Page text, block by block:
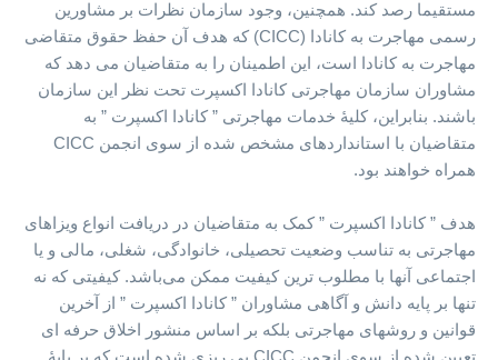
مستقیما رصد کند. همچنین، وجود سازمان نظرات بر مشاورین
رسمی مهاجرت به کانادا (CICC) که هدف آن حفظ حقوق متقاضی
مهاجرت به کانادا است، این اطمینان را به متقاضیان می دهد که
مشاوران سازمان مهاجرتی کانادا اکسپرت تحت نظر این سازمان
باشند. بنابراین، کلیۀ خدمات مهاجرتی ” کانادا اکسپرت ” به
متقاضیان با استانداردهای مشخص شده از سوی انجمن CICC
همراه خواهند بود.
هدف ” کانادا اکسپرت ” کمک به متقاضیان در دریافت انواع ویزاهای
مهاجرتی به تناسب وضعیت تحصیلی، خانوادگی، شغلی، مالی و یا
اجتماعی آنها با مطلوب ترین کیفیت ممکن می‌باشد. کیفیتی که نه
تنها بر پایه دانش و آگاهی مشاوران ” کانادا اکسپرت ” از آخرین
قوانین و روشهای مهاجرتی بلکه بر اساس منشور اخلاق حرفه ای
تعیین شده از سوی انجمن CICC پی ریزی شده است که بر پایۀ